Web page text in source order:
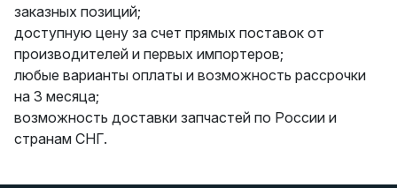
заказных позиций;
доступную цену за счет прямых поставок от
производителей и первых импортеров;
любые варианты оплаты и возможность рассрочки
на 3 месяца;
возможность доставки запчастей по России и
странам СНГ.